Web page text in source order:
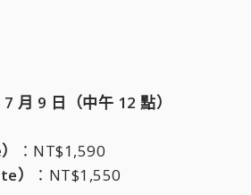
月 9 日（中午 12 點）
：NT$1,590
）
：NT$1,550